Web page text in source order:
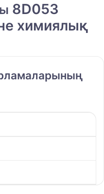
8D053
химиялық